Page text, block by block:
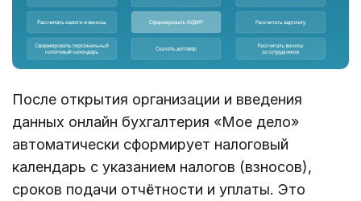
После открытия организации и введения
данных онлайн бухгалтерия «Мое дело»
автоматически сформирует налоговый
календарь с указанием налогов (взносов),
сроков подачи отчётности и уплаты. Это